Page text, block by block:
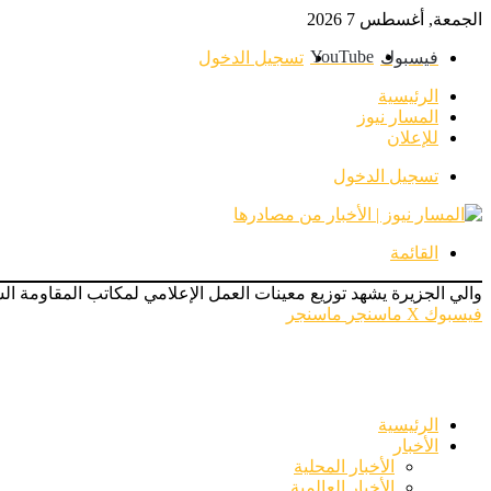
الجمعة, أغسطس 7 2026
فيسبوك ‫YouTube تسجيل الدخول
الرئيسية
المسار نيوز
للإعلان
تسجيل الدخول
القائمة
والي الجزيرة يشهد توزيع معينات العمل الإعلامي لمكاتب المقاومة
فيسبوك ‫X ماسنجر ماسنجر
الرئيسية
الأخبار
الأخبار المحلية
الأخبار العالمية